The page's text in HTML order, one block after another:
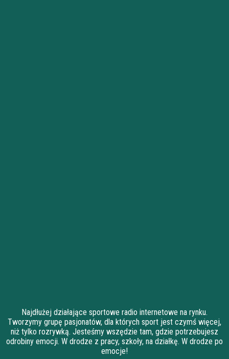
Najdłużej działające sportowe radio internetowe na rynku.
Tworzymy grupę pasjonatów, dla których sport jest czymś więcej,
niż tylko rozrywką. Jesteśmy wszędzie tam, gdzie potrzebujesz
odrobiny emocji. W drodze z pracy, szkoły, na działkę. W drodze po
emocje!